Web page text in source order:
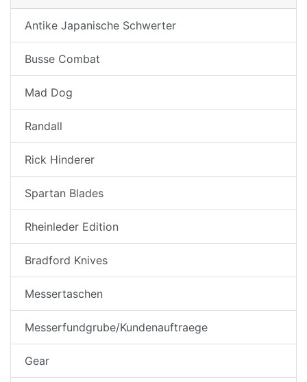
Antike Japanische Schwerter
Busse Combat
Mad Dog
Randall
Rick Hinderer
Spartan Blades
Rheinleder Edition
Bradford Knives
Messertaschen
Messerfundgrube/Kundenauftraege
Gear